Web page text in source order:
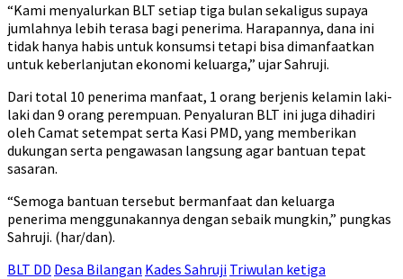
“Kami menyalurkan BLT setiap tiga bulan sekaligus supaya
jumlahnya lebih terasa bagi penerima. Harapannya, dana ini
tidak hanya habis untuk konsumsi tetapi bisa dimanfaatkan
untuk keberlanjutan ekonomi keluarga,” ujar Sahruji.
Dari total 10 penerima manfaat, 1 orang berjenis kelamin laki-
laki dan 9 orang perempuan. Penyaluran BLT ini juga dihadiri
oleh Camat setempat serta Kasi PMD, yang memberikan
dukungan serta pengawasan langsung agar bantuan tepat
sasaran.
“Semoga bantuan tersebut bermanfaat dan keluarga
penerima menggunakannya dengan sebaik mungkin,” pungkas
Sahruji. (har/dan).
BLT DD Desa Bilangan Kades Sahruji Triwulan ketiga